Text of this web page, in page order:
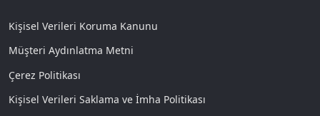
Kişisel Verileri Koruma Kanunu
Müşteri Aydınlatma Metni
Çerez Politikası
Kişisel Verileri Saklama ve İmha Politikası